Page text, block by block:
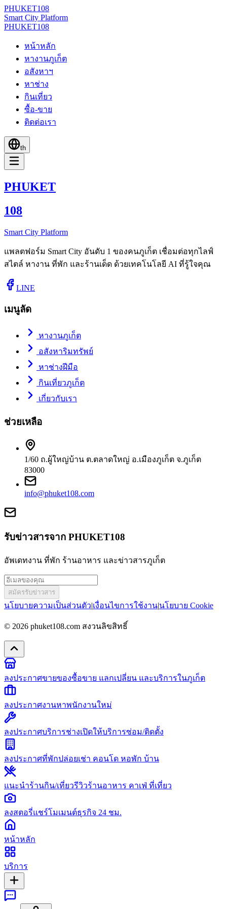
PHUKET108
Smart City Platform
PHUKET108
หน้าหลัก
หางานภูเก็ต
อสังหาฯ
หาช่าง
กินเที่ยว
ซื้อ-ขาย
ติดต่อเรา
th
PHUKET
108
Smart City Platform
แพลตฟอร์ม Smart City อันดับ 1 ของคนภูเก็ต เชื่อมต่อทุกไลฟ์
สไตล์ หางาน ที่พัก และร้านเด็ด ด้วยเทคโนโลยี AI ที่รู้ใจคุณ
LINE
เมนูลัด
หางานภูเก็ต
อสังหาริมทรัพย์
หาช่างฝีมือ
กินเที่ยวภูเก็ต
เกี่ยวกับเรา
ช่วยเหลือ
1/60 ถ.ผู้ใหญ่บ้าน ต.ตลาดใหญ่ อ.เมืองภูเก็ต จ.ภูเก็ต
83000
info@phuket108.com
รับข่าวสารจาก PHUKET108
อัพเดทงาน ที่พัก ร้านอาหาร และข่าวสารภูเก็ต
สมัครรับข่าวสาร
นโยบายความเป็นส่วนตัว|เงื่อนไขการใช้งาน|นโยบาย Cookie
© 2026 phuket108.com สงวนลิขสิทธิ์
ลงประกาศขายของซื้อขาย แลกเปลี่ยน และบริการในภูเก็ต
ลงประกาศงานหาพนักงานใหม่
ลงประกาศบริการช่างเปิดให้บริการซ่อม/ติดตั้ง
ลงประกาศที่พักปล่อยเช่า คอนโด หอพัก บ้าน
แนะนำร้านกิน/เที่ยวรีวิวร้านอาหาร คาเฟ่ ที่เที่ยว
ลงสตอรี่แชร์โมเมนต์ธุรกิจ 24 ชม.
หน้าหลัก
บริการ